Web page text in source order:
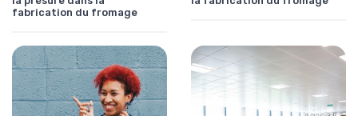
fabrication du fromage